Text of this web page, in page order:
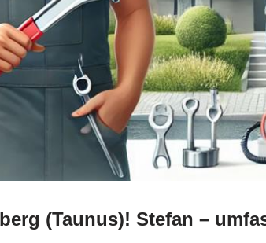
(Taunus)! Stefan –